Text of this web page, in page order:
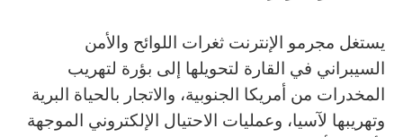
يستغل مجرمو الإنترنت ثغرات اللوائح والأمن
السيبراني في القارة لتحويلها إلى بؤرة لتهريب
المخدرات من أمريكا الجنوبية، والاتجار بالحياة البرية
وتهريبها لآسيا، وعمليات الاحتيال الإلكتروني الموجهة